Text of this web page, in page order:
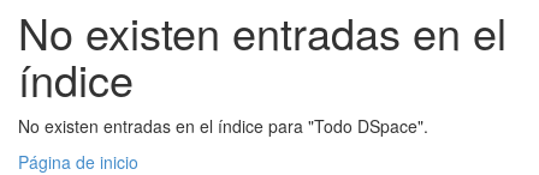
No existen entradas en el
índice
No existen entradas en el índice para "Todo DSpace".
Página de inicio